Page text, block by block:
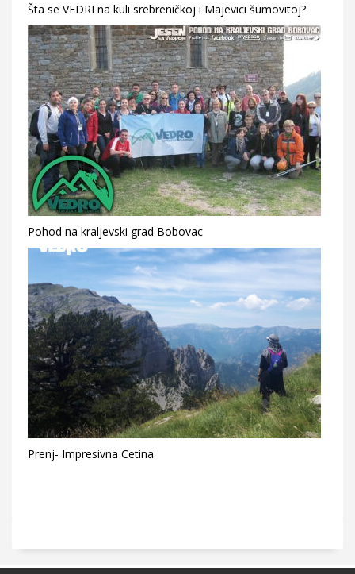
Šta se VEDRI na kuli srebreničkoj i Majevici šumovitoj?
Pohod na kraljevski grad Bobovac
Prenj- Impresivna Cetina